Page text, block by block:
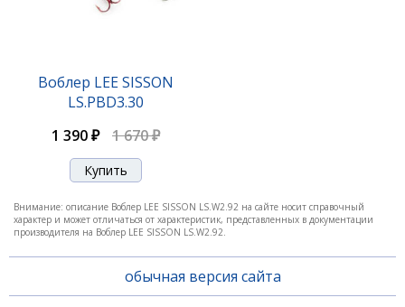
Воблер LEE SISSON
LS.PBD3.30
1 390 ₽
1 670 ₽
Внимание: описание Воблер LEE SISSON LS.W2.92 на сайте носит справочный
характер и может отличаться от характеристик, представленных в документации
производителя на Воблер LEE SISSON LS.W2.92.
обычная версия сайта